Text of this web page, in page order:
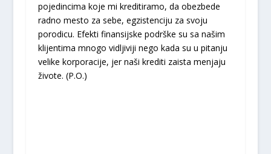
pojedincima koje mi kreditiramo, da obezbede
radno mesto za sebe, egzistenciju za svoju
porodicu. Efekti finansijske podrške su sa našim
klijentima mnogo vidljiviji nego kada su u pitanju
velike korporacije, jer naši krediti zaista menjaju
živote. (P.O.)